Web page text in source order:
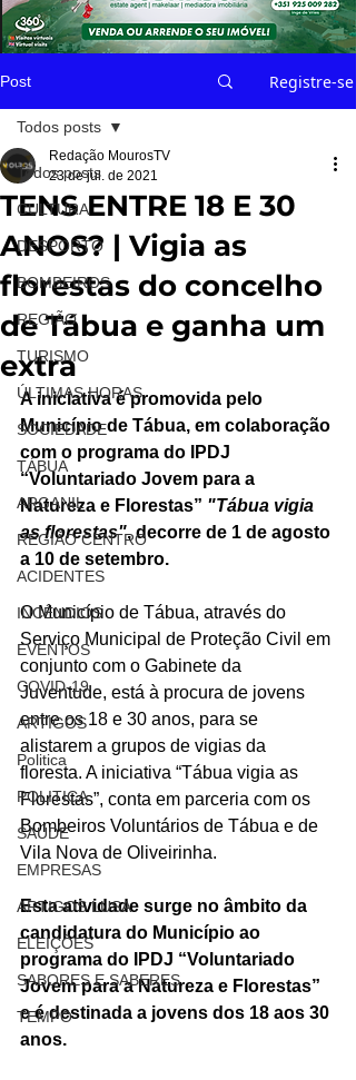
Post Registre-se
Todos posts
CULTURA
DESPORTO
BOMBEIROS
REGIÃO
TURISMO
ÚLTIMAS HORAS
SOCIEDADE
TÁBUA
ARGANIL
REGIÃO CENTRO
ACIDENTES
INCÊNDIOS
EVENTOS
COVID-19
ARTIGOS
Politica
POLITICA
SAÚDE
EMPRESAS
ARTIGOS LUSA
ELEIÇÕES
SABORES E SABERES
TEMPO
Todos posts
TENS ENTRE 18 E 30
ANOS? | Vigia as
florestas do concelho
de Tábua e ganha um
extra
Redação MourosTV
23 de jul. de 2021
A iniciativa é promovida pelo
Município de Tábua, em colaboração
com o programa do IPDJ
“Voluntariado Jovem para a
Natureza e Florestas” "Tábua vigia
as florestas", decorre de 1 de agosto
a 10 de setembro.
O Município de Tábua, através do
Serviço Municipal de Proteção Civil em
conjunto com o Gabinete da
Juventude, está à procura de jovens
entre os 18 e 30 anos, para se
alistarem a grupos de vigias da
floresta. A iniciativa “Tábua vigia as
Florestas”, conta em parceria com os
Bombeiros Voluntários de Tábua e de
Vila Nova de Oliveirinha.
Esta atividade surge no âmbito da
candidatura do Município ao
programa do IPDJ “Voluntariado
Jovem para a Natureza e Florestas”
e é destinada a jovens dos 18 aos 30
anos.